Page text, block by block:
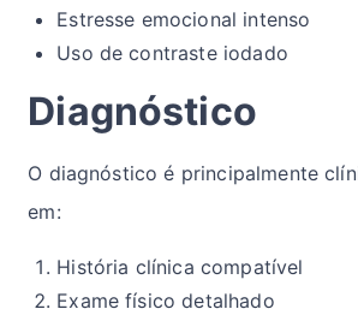
Estresse emocional intenso
Uso de contraste iodado
Diagnóstico
O diagnóstico é principalmente
em:
História clínica compatível
Exame físico detalhado